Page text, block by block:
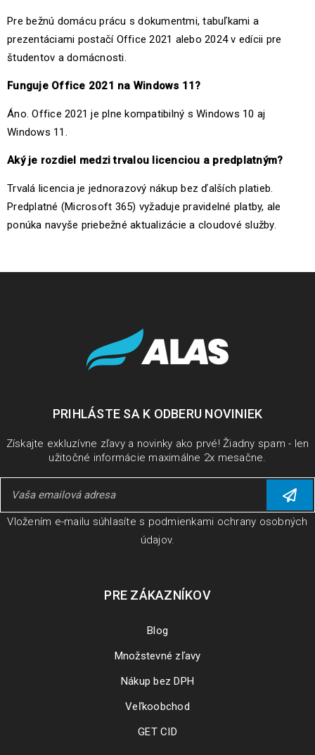
Pre bežnú domácu prácu s dokumentmi, tabuľkami a
prezentáciami postačí Office 2021 alebo 2024 v edícii pre
študentov a domácnosti.
Funguje Office 2021 na Windows 11?
Áno. Office 2021 je plne kompatibilný s Windows 10 aj
Windows 11.
Aký je rozdiel medzi trvalou licenciou a predplatným?
Trvalá licencia je jednorazový nákup bez ďalších platieb.
Predplatné (Microsoft 365) vyžaduje pravidelné platby, ale
ponúka navyše priebežné aktualizácie a cloudové služby.
PRIHLÁSTE SA K ODBERU NOVINIEK
Získajte exkluzívne zľavy a novinky ako prvé! Žiadny spam - len
užitočné informácie maximálne 2x mesačne.
Vložením e-mailu súhlasíte s podmienkami ochrany osobných
údajov.
PRE ZÁKAZNÍKOV
Blog
Množstevné zľavy
Nákup bez DPH
Veľkoobchod
GET CID